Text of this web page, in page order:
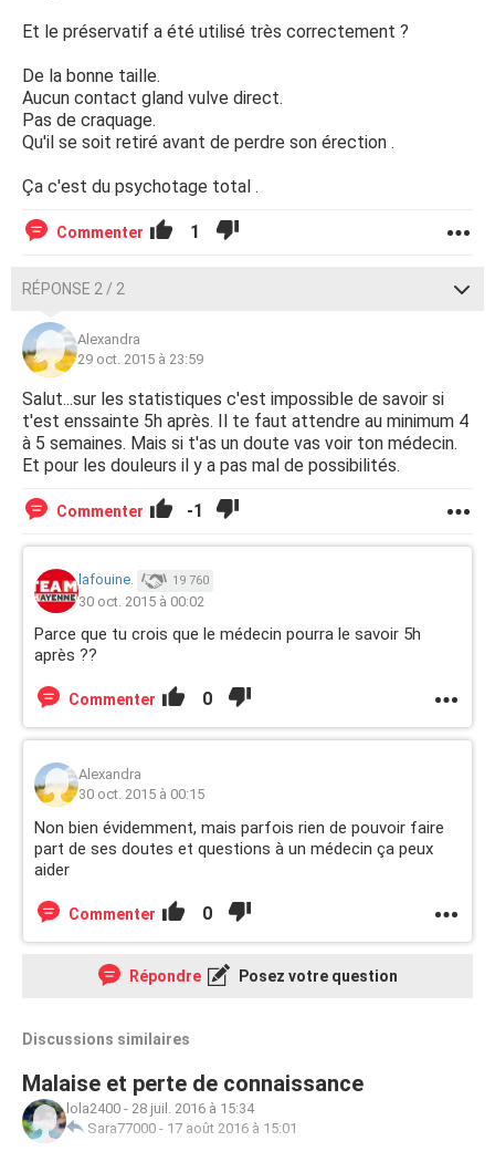
Et le préservatif a été utilisé très correctement ?
De la bonne taille.
Aucun contact gland vulve direct.
Pas de craquage.
Qu'il se soit retiré avant de perdre son érection .
Ça c'est du psychotage total .
Commenter 1
RÉPONSE 2 / 2
Alexandra
29 oct. 2015 à 23:59
Salut...sur les statistiques c'est impossible de savoir si
t'est enssainte 5h après. Il te faut attendre au minimum 4
à 5 semaines. Mais si t'as un doute vas voir ton médecin.
Et pour les douleurs il y a pas mal de possibilités.
Commenter -1
lafouine. 19 760
30 oct. 2015 à 00:02
Parce que tu crois que le médecin pourra le savoir 5h
après ??
Commenter 0
Alexandra
30 oct. 2015 à 00:15
Non bien évidemment, mais parfois rien de pouvoir faire
part de ses doutes et questions à un médecin ça peux
aider
Commenter 0
Répondre Posez votre question
Discussions similaires
Malaise et perte de connaissance
lola2400 - 28 juil. 2016 à 15:34
Sara77000 - 17 août 2016 à 15:01